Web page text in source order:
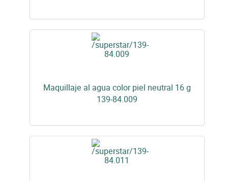
Maquillaje al agua color piel neutral 16 g
139-84.009